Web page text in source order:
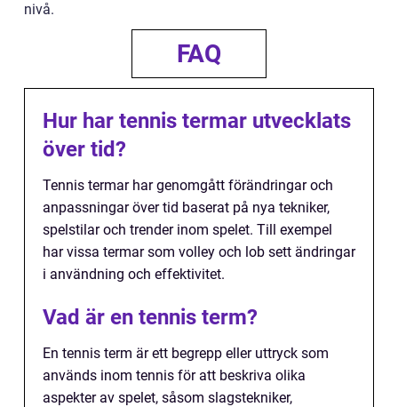
nivå.
FAQ
Hur har tennis termar utvecklats
över tid?
Tennis termar har genomgått förändringar och
anpassningar över tid baserat på nya tekniker,
spelstilar och trender inom spelet. Till exempel
har vissa termar som volley och lob sett ändringar
i användning och effektivitet.
Vad är en tennis term?
En tennis term är ett begrepp eller uttryck som
används inom tennis för att beskriva olika
aspekter av spelet, såsom slagstekniker,